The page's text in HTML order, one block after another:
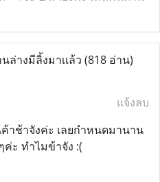
ล่างมีลิ้งมาเเล้ว (818 อ่าน)
แจ้งลบ
าช้าจังค่ะ เลยกำหนดมานาน
ค่ะ ทำไมข้าจัง :(